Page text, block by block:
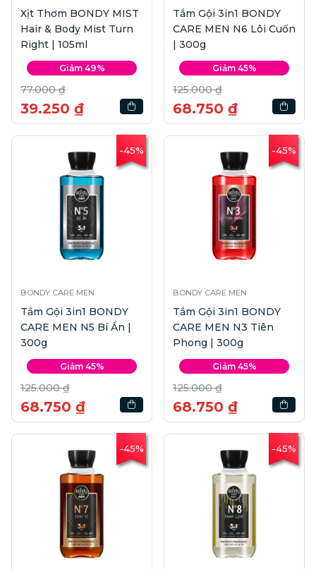
Xịt Thơm BONDY MIST
Hair & Body Mist Turn
Right | 105ml
Giảm 49%
77.000 ₫
39.250 ₫
Tắm Gội 3in1 BONDY
CARE MEN N6 Lôi Cuốn
| 300g
Giảm 45%
125.000 ₫
68.750 ₫
-45%
BONDY CARE MEN
Tắm Gội 3in1 BONDY
CARE MEN N5 Bí Ẩn |
300g
Giảm 45%
125.000 ₫
68.750 ₫
-45%
BONDY CARE MEN
Tắm Gội 3in1 BONDY
CARE MEN N3 Tiên
Phong | 300g
Giảm 45%
125.000 ₫
68.750 ₫
-45% -45%